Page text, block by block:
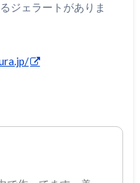
ジェラートがありま